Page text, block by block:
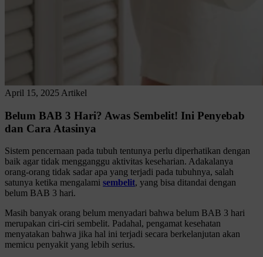
April 15, 2025 Artikel
Belum BAB 3 Hari? Awas Sembelit! Ini Penyebab
dan Cara Atasinya
Sistem pencernaan pada tubuh tentunya perlu diperhatikan dengan
baik agar tidak mengganggu aktivitas keseharian. Adakalanya
orang-orang tidak sadar apa yang terjadi pada tubuhnya, salah
satunya ketika mengalami sembelit, yang bisa ditandai dengan
belum BAB 3 hari.
Masih banyak orang belum menyadari bahwa belum BAB 3 hari
merupakan ciri-ciri sembelit. Padahal, pengamat kesehatan
menyatakan bahwa jika hal ini terjadi secara berkelanjutan akan
memicu penyakit yang lebih serius.